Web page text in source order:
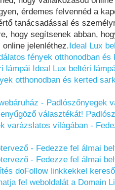
érdemes felvennéd a
tanácsadással és
hogy segítsenek abban,
jelenléthez.Ideal Lux
fények otthonodban
lámpái Ideal Lux beltéri
otthonodban és kerted
- Padlószőnyegek
választékát!
varázslatos világában -
- Fedezze fel álmai
- Fedezze fel álmai
doFollow linkkekkel
fel weboldalát a Domain